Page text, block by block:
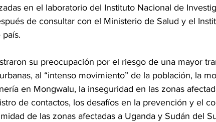
en el laboratorio del Instituto Nacional de
de consultar con el Ministerio de Salud y el
su preocupación por el riesgo de una mayor
al “intenso movimiento” de la población, la
en Mongwalu, la inseguridad en las zonas
de contactos, los desafíos en la prevención y el
de las zonas afectadas a Uganda y Sudán del